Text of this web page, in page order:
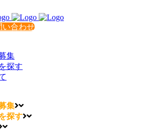
い合わせ
集
探す
集
探す